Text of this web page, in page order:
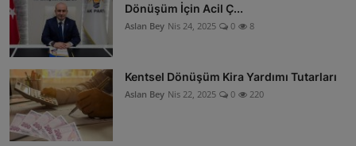
Dönüşüm İçin Acil Ç...
Aslan Bey Nis 24, 2025 0 8
Kentsel Dönüşüm Kira Yardımı Tutarları
Aslan Bey Nis 22, 2025 0 220